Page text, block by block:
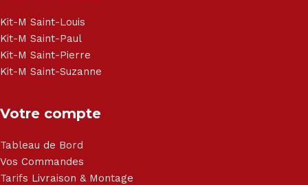
Haier, Sony, Cecotec, Westpoint, Dyson.
Kit-M Saint-Louis
Kit-M Saint-Paul
Kit-M Saint-Pierre
Kit-M Saint-Suzanne
Votre compte
Tableau de Bord
Vos Commandes
Tarifs Livraison & Montage